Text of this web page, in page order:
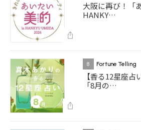
大阪に再び！「
HANKY…
8 Fortune Telling
【香る12星座
「8月の…